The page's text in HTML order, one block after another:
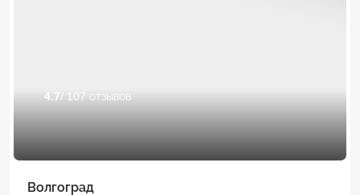
4.7/ 107 отзывов
Волгоград